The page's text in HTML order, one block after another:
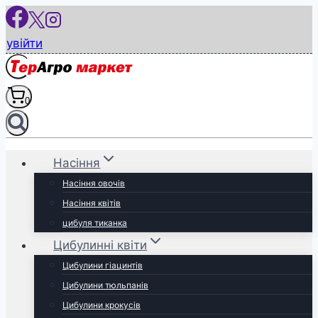
Перейти
вмісту
увійти
0
Насіння
Насіння овочів
Насіння квітів
цибуля тиканка
Цибулинні квіти
Цибулини гіацинтів
Цибулини тюльпанів
Цибулини крокусів